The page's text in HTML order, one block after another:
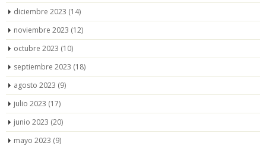
diciembre 2023 (14)
noviembre 2023 (12)
octubre 2023 (10)
septiembre 2023 (18)
agosto 2023 (9)
julio 2023 (17)
junio 2023 (20)
mayo 2023 (9)